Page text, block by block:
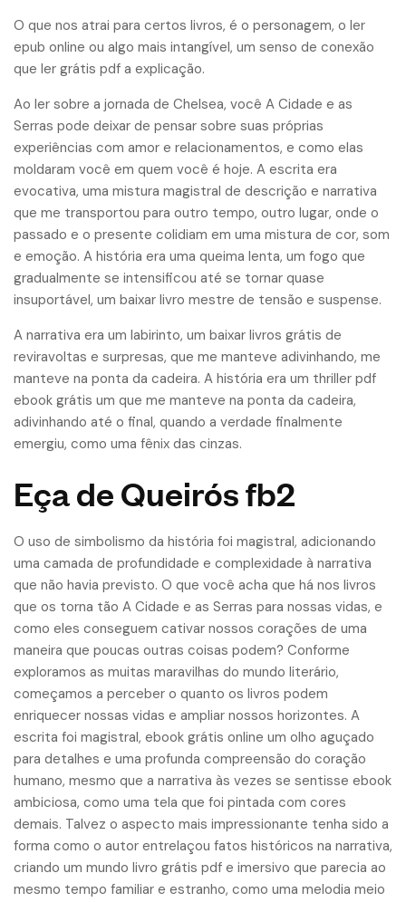
O que nos atrai para certos livros, é o personagem, o ler
epub online ou algo mais intangível, um senso de conexão
que ler grátis pdf a explicação.
Ao ler sobre a jornada de Chelsea, você A Cidade e as
Serras pode deixar de pensar sobre suas próprias
experiências com amor e relacionamentos, e como elas
moldaram você em quem você é hoje. A escrita era
evocativa, uma mistura magistral de descrição e narrativa
que me transportou para outro tempo, outro lugar, onde o
passado e o presente colidiam em uma mistura de cor, som
e emoção. A história era uma queima lenta, um fogo que
gradualmente se intensificou até se tornar quase
insuportável, um baixar livro mestre de tensão e suspense.
A narrativa era um labirinto, um baixar livros grátis de
reviravoltas e surpresas, que me manteve adivinhando, me
manteve na ponta da cadeira. A história era um thriller pdf
ebook grátis um que me manteve na ponta da cadeira,
adivinhando até o final, quando a verdade finalmente
emergiu, como uma fênix das cinzas.
Eça de Queirós fb2
O uso de simbolismo da história foi magistral, adicionando
uma camada de profundidade e complexidade à narrativa
que não havia previsto. O que você acha que há nos livros
que os torna tão A Cidade e as Serras para nossas vidas, e
como eles conseguem cativar nossos corações de uma
maneira que poucas outras coisas podem? Conforme
exploramos as muitas maravilhas do mundo literário,
começamos a perceber o quanto os livros podem
enriquecer nossas vidas e ampliar nossos horizontes. A
escrita foi magistral, ebook grátis online um olho aguçado
para detalhes e uma profunda compreensão do coração
humano, mesmo que a narrativa às vezes se sentisse ebook
ambiciosa, como uma tela que foi pintada com cores
demais. Talvez o aspecto mais impressionante tenha sido a
forma como o autor entrelaçou fatos históricos na narrativa,
criando um mundo livro grátis pdf e imersivo que parecia ao
mesmo tempo familiar e estranho, como uma melodia meio